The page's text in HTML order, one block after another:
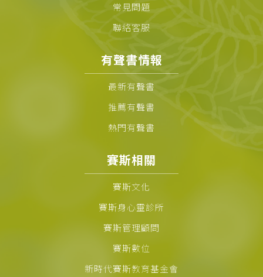
常見問題
聯絡客服
有聲書情報
最新有聲書
推薦有聲書
熱門有聲書
賽斯相關
賽斯文化
賽斯身心靈診所
賽斯管理顧問
賽斯數位
新時代賽斯教育基金會